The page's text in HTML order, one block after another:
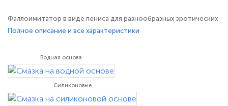
Фаллоимитатор в виде пениса для разнообразных эротических
удовольствий. Его необычный цвет с перламутровым блеском
игрушек. Гнущийся во все стороны ствол позволит
использовать изделие в различных позах. Мощная присоска
надёжно удержит интимный
Полное описание и все характеристики
Водная основа
Силиконовые